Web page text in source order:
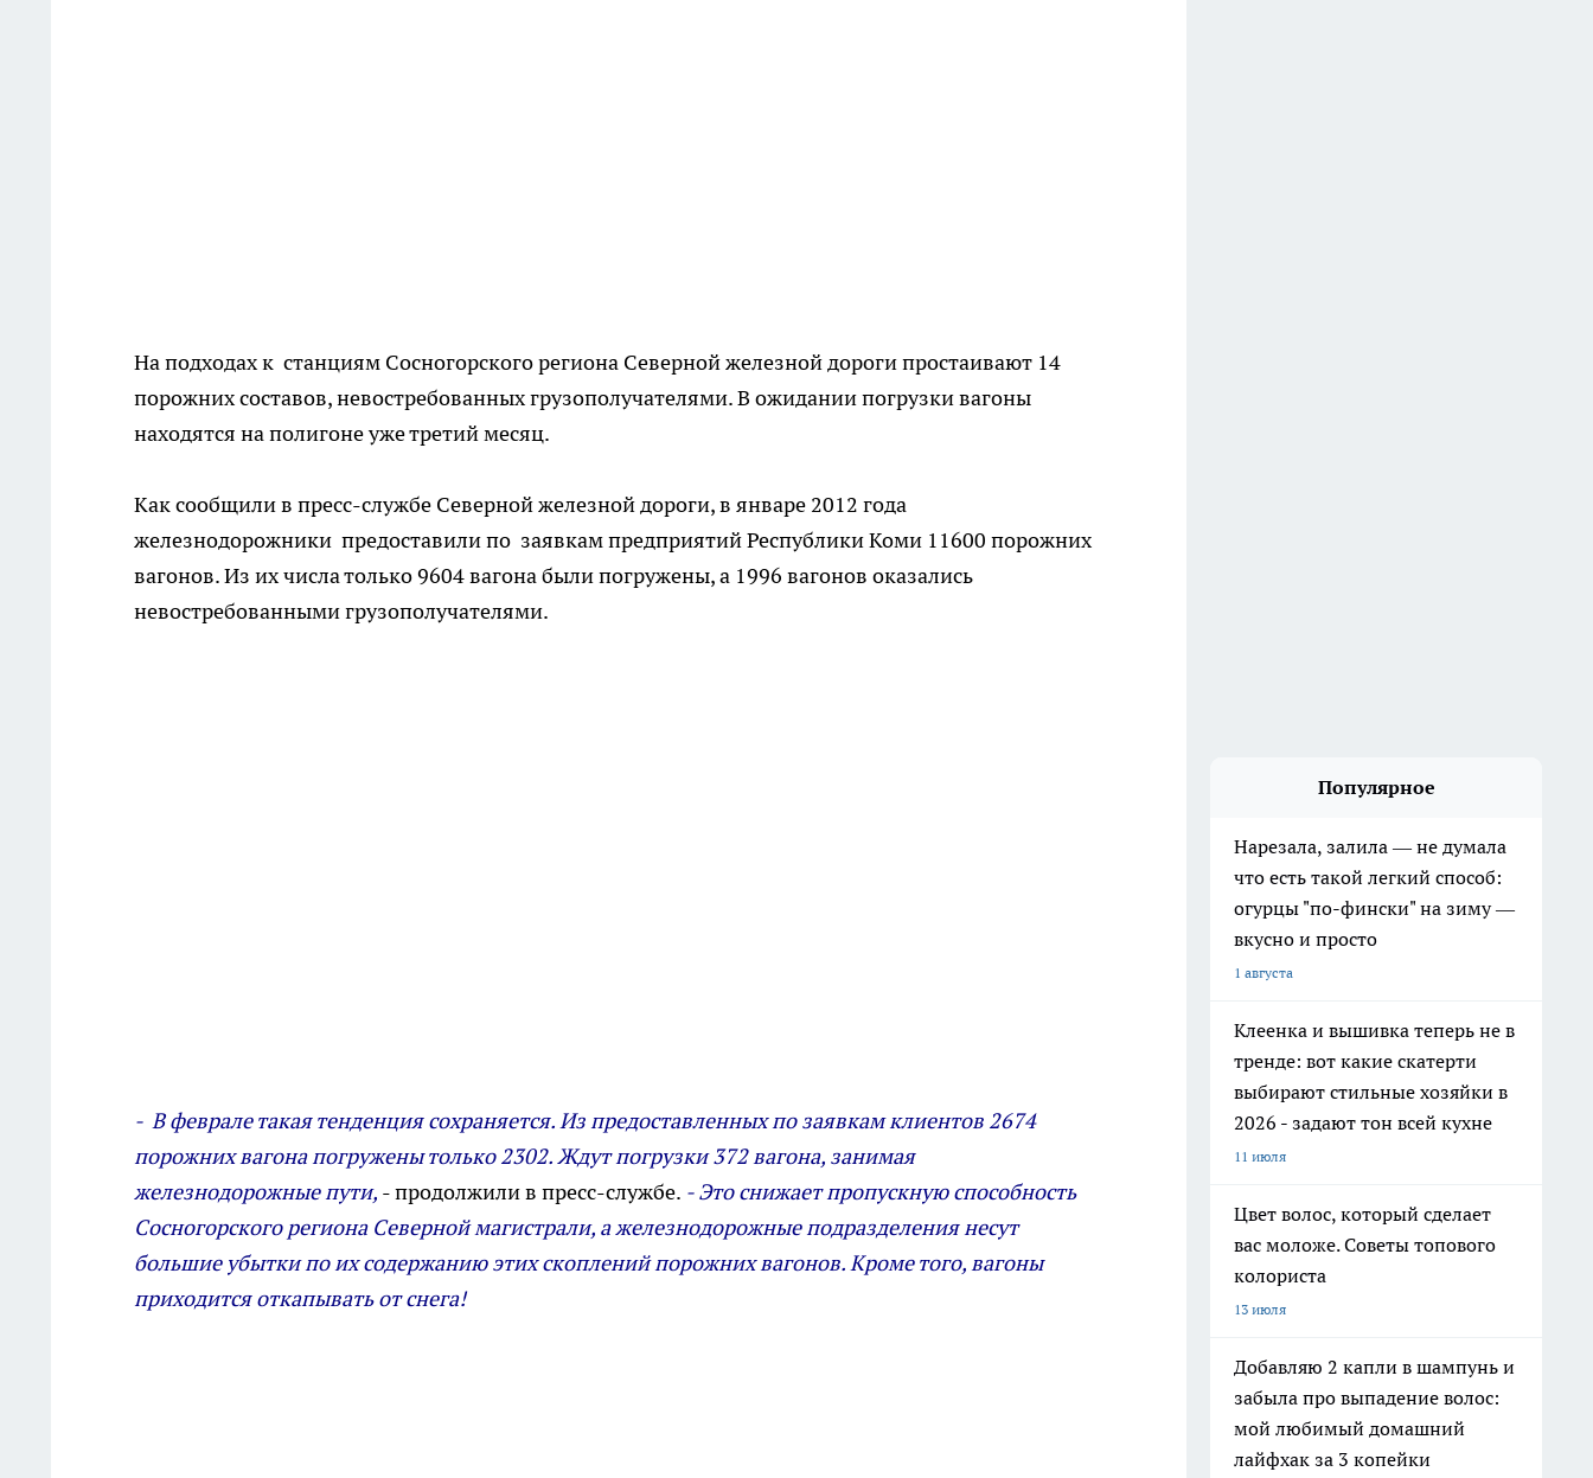
На подходах к станциям Сосногорского региона Северной железной дороги простаивают 14
порожних составов, невостребованных грузополучателями. В ожидании погрузки вагоны
находятся на полигоне уже третий месяц.
Как сообщили в пресс-службе Северной железной дороги, в январе 2012 года
железнодорожники предоставили по заявкам предприятий Республики Коми 11600 порожних
вагонов. Из их числа только 9604 вагона были погружены, а 1996 вагонов оказались
невостребованными грузополучателями.
- В феврале такая тенденция сохраняется. Из предоставленных по заявкам клиентов 2674
порожних вагона погружены только 2302. Ждут погрузки 372 вагона, занимая
железнодорожные пути, - продолжили в пресс-службе. - Это снижает пропускную способность
Сосногорского региона Северной магистрали, а железнодорожные подразделения несут
большие убытки по их содержанию этих скоплений порожних вагонов. Кроме того, вагоны
приходится откапывать от снега!
Популярное
Нарезала, залила — не думала
что есть такой легкий способ:
огурцы "по-фински" на зиму —
вкусно и просто
1 августа
Клеенка и вышивка теперь не в
тренде: вот какие скатерти
выбирают стильные хозяйки в
2026 - задают тон всей кухне
11 июля
Цвет волос, который сделает
вас моложе. Советы топового
колориста
13 июля
Добавляю 2 капли в шампунь и
забыла про выпадение волос:
мой любимый домашний
лайфхак за 3 копейки